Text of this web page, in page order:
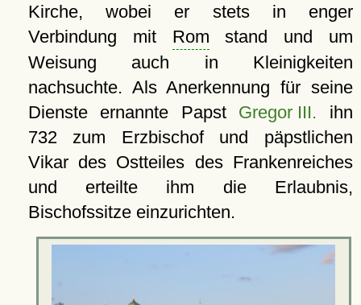
Kirche, wobei er stets in enger
Verbindung mit Rom stand und um
Weisung auch in Kleinigkeiten
nachsuchte. Als Anerkennung für seine
Dienste ernannte Papst Gregor III. ihn
732 zum Erzbischof und päpstlichen
Vikar des Ostteiles des Frankenreiches
und erteilte ihm die Erlaubnis,
Bischofssitze einzurichten.